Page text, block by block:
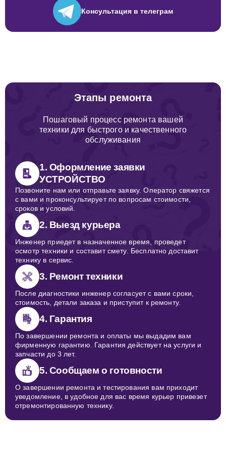
Консультация в телеграм
Этапы ремонта
Пошаговый процесс ремонта вашей
техники для быстрого и качественного
обслуживания
1. Оформление заявки
УСТРОЙСТВО
Позвоните нам или отправьте заявку. Оператор свяжется
с вами и проконсультирует по вопросам стоимости,
сроков и условий.
2. Выезд курьера
Инженер приедет в назначенное время, проведет
осмотр техники и составит смету. Бесплатно доставит
технику в сервис.
3. Ремонт техники
После диагностики инженер согласует с вами сроки,
стоимость, детали заказа и приступит к ремонту.
4. Гарантия
По завершении ремонта и оплаты мы выдадим вам
фирменную гарантию. Гарантия действует на услуги и
запчасти до 3 лет.
5. Сообщаем о готовности
О завершении ремонта и тестирования вам приходит
уведомление, в удобное для вас время курьер привезет
отремонтированную технику.